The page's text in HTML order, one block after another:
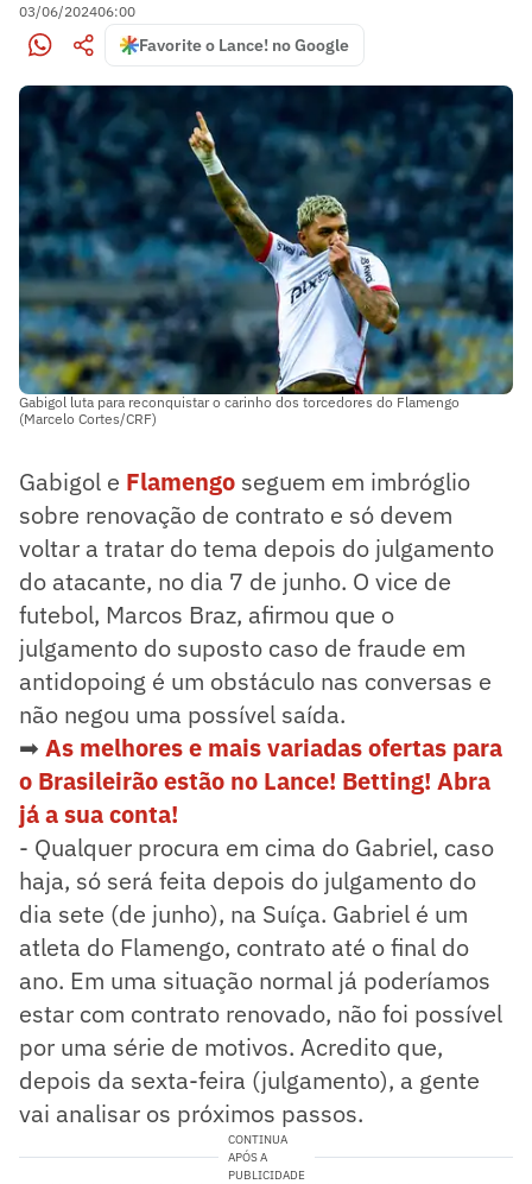
03/06/202406:00
Favorite o Lance! no Google
Gabigol luta para reconquistar o carinho dos torcedores do Flamengo
(Marcelo Cortes/CRF)
Gabigol e Flamengo seguem em imbróglio
sobre renovação de contrato e só devem
voltar a tratar do tema depois do julgamento
do atacante, no dia 7 de junho. O vice de
futebol, Marcos Braz, afirmou que o
julgamento do suposto caso de fraude em
antidopoing é um obstáculo nas conversas e
não negou uma possível saída.
➡ As melhores e mais variadas ofertas para
o Brasileirão estão no Lance! Betting! Abra
já a sua conta!
- Qualquer procura em cima do Gabriel, caso
haja, só será feita depois do julgamento do
dia sete (de junho), na Suíça. Gabriel é um
atleta do Flamengo, contrato até o final do
ano. Em uma situação normal já poderíamos
estar com contrato renovado, não foi possível
por uma série de motivos. Acredito que,
depois da sexta-feira (julgamento), a gente
vai analisar os próximos passos.
CONTINUA
APÓS A
PUBLICIDADE